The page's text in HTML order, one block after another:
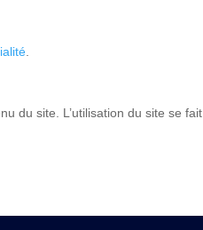
du site. L’utilisation du site se fait